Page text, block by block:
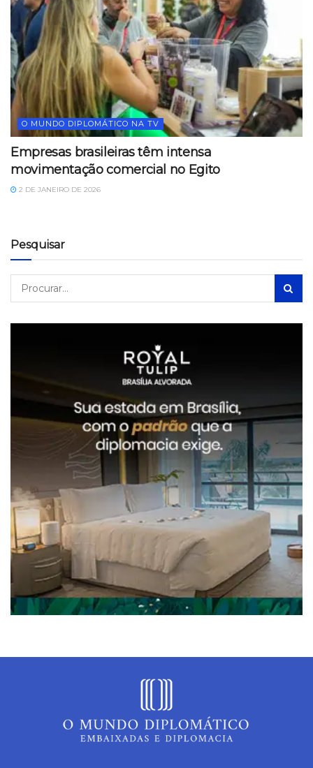
O MUNDO DIPLOMÁTICO NA TV
Empresas brasileiras têm intensa
movimentação comercial no Egito
2 DE JANEIRO DE 2026
Pesquisar